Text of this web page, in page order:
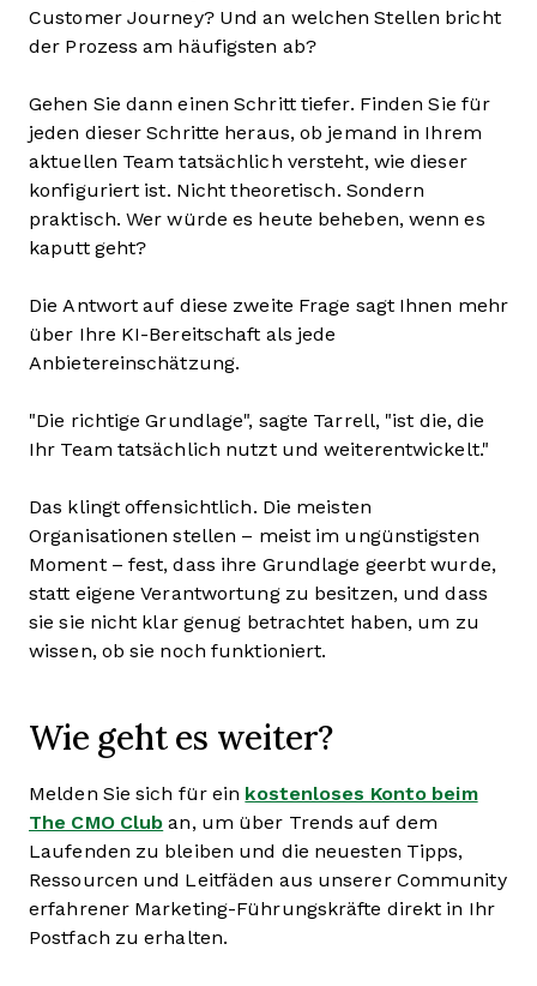
Customer Journey? Und an welchen Stellen bricht
der Prozess am häufigsten ab?
Gehen Sie dann einen Schritt tiefer. Finden Sie für
jeden dieser Schritte heraus, ob jemand in Ihrem
aktuellen Team tatsächlich versteht, wie dieser
konfiguriert ist. Nicht theoretisch. Sondern
praktisch. Wer würde es heute beheben, wenn es
kaputt geht?
Die Antwort auf diese zweite Frage sagt Ihnen mehr
über Ihre KI-Bereitschaft als jede
Anbietereinschätzung.
"Die richtige Grundlage", sagte Tarrell, "ist die, die
Ihr Team tatsächlich nutzt und weiterentwickelt."
Das klingt offensichtlich. Die meisten
Organisationen stellen – meist im ungünstigsten
Moment – fest, dass ihre Grundlage geerbt wurde,
statt eigene Verantwortung zu besitzen, und dass
sie sie nicht klar genug betrachtet haben, um zu
wissen, ob sie noch funktioniert.
Wie geht es weiter?
Melden Sie sich für ein kostenloses Konto beim
The CMO Club an, um über Trends auf dem
Laufenden zu bleiben und die neuesten Tipps,
Ressourcen und Leitfäden aus unserer Community
erfahrener Marketing-Führungskräfte direkt in Ihr
Postfach zu erhalten.